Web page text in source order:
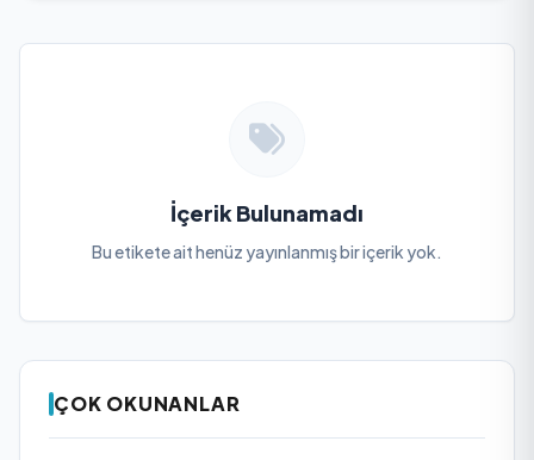
İçerik Bulunamadı
Bu etikete ait henüz yayınlanmış bir içerik yok.
ÇOK OKUNANLAR